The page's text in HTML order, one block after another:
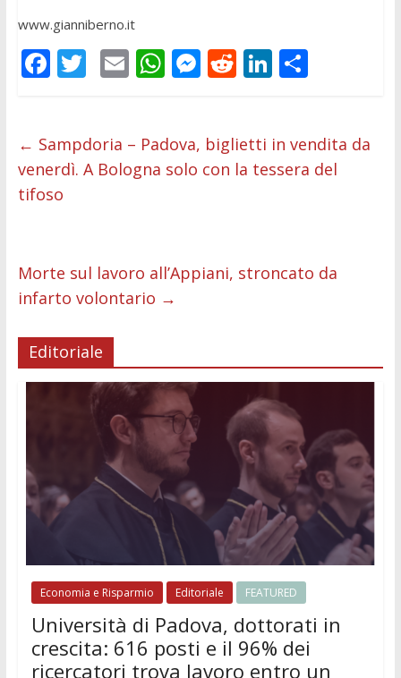
www.gianniberno.it
F
b
o
o
T
er
E
l
W
s
A
M
e
n
R
di
t
Li
e
dI
C
di
vi
← Sampdoria – Padova, biglietti in vendita da
venerdì. A Bologna solo con la tessera del
tifoso
Morte sul lavoro all’Appiani, stroncato da
infarto volontario →
Editoriale
Economia e Risparmio Editoriale FEATURED
Università di Padova, dottorati in
crescita: 616 posti e il 96% dei
ricercatori trova lavoro entro un